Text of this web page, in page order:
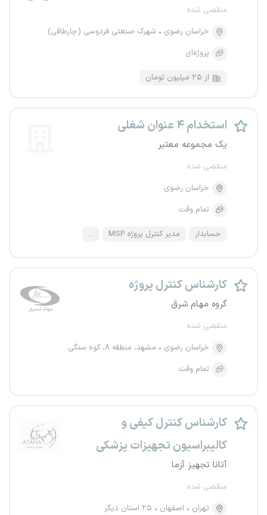
منقضی شده
خراسان رضوی
شهرک صنعتی فردوسی (چارطاقی)
پروژه‌ای
از ۲۵ میلیون تومان
استخدام ۴ عنوان شغلی
یک مجموعه معتبر
منقضی شده
خراسان رضوی
تمام وقت
حسابدار مدیر کنترل پروژه MSP ...
کارشناس کنترل پروژه
گروه مهام شرق
منقضی شده
خراسان رضوی
مشهد، منطقه ۸، کوه سنگی
تمام وقت
کارشناس کنترل کیفی و
کالیبراسیون تجهیزات پزشکی
آتانا تجهیز آزما
منقضی شده
تهران
اصفهان
۲۵ استان دیگر